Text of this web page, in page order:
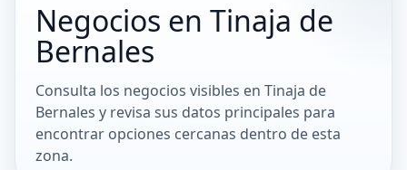
Negocios en Tinaja de
Bernales
Consulta los negocios visibles en Tinaja de
Bernales y revisa sus datos principales para
encontrar opciones cercanas dentro de esta
zona.